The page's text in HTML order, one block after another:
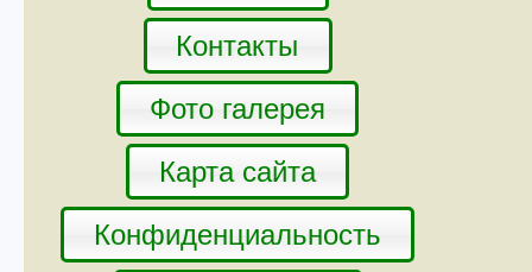
Контакты
Фото галерея
Карта сайта
Конфиденциальность